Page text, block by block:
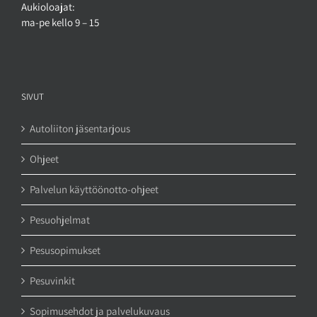
Aukioloajat:
ma-pe kello 9 – 15
SIVUT
Autoliiton jäsentarjous
Ohjeet
Palvelun käyttöönotto-ohjeet
Pesuohjelmat
Pesusopimukset
Pesuvinkit
Sopimusehdot ja palvelukuvaus